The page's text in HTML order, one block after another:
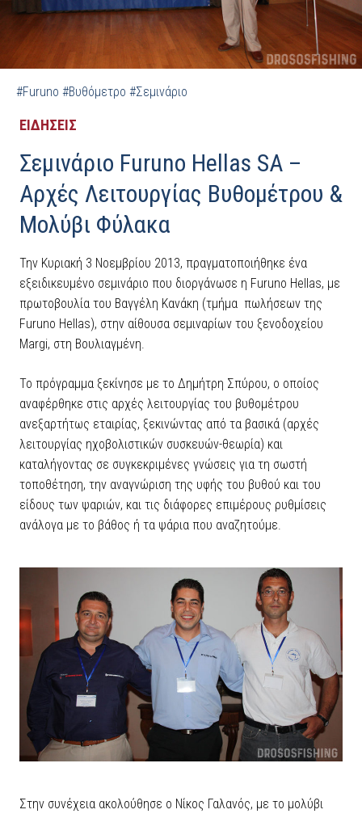
#Furuno #Βυθόμετρο #Σεμινάριο
ΕΙΔΗΣΕΙΣ
Σεμινάριο Furuno Hellas SA –
Αρχές Λειτουργίας Βυθομέτρου &
Μολύβι Φύλακα
Την Κυριακή 3 Νοεμβρίου 2013, πραγματοποιήθηκε ένα
εξειδικευμένο σεμινάριο που διοργάνωσε η Furuno Hellas, με
πρωτοβουλία του Βαγγέλη Κανάκη (τμήμα πωλήσεων της
Furuno Hellas), στην αίθουσα σεμιναρίων του ξενοδοχείου
Margi, στη Βουλιαγμένη.
Το πρόγραμμα ξεκίνησε με το Δημήτρη Σπύρου, ο οποίος
αναφέρθηκε στις αρχές λειτουργίας του βυθομέτρου
ανεξαρτήτως εταιρίας, ξεκινώντας από τα βασικά (αρχές
λειτουργίας ηχοβολιστικών συσκευών-θεωρία) και
καταλήγοντας σε συγκεκριμένες γνώσεις για τη σωστή
τοποθέτηση, την αναγνώριση της υφής του βυθού και του
είδους των ψαριών, και τις διάφορες επιμέρους ρυθμίσεις
ανάλογα με το βάθος ή τα ψάρια που αναζητούμε.
Στην συνέχεια ακολούθησε ο Νίκος Γαλανός, με το μολύβι